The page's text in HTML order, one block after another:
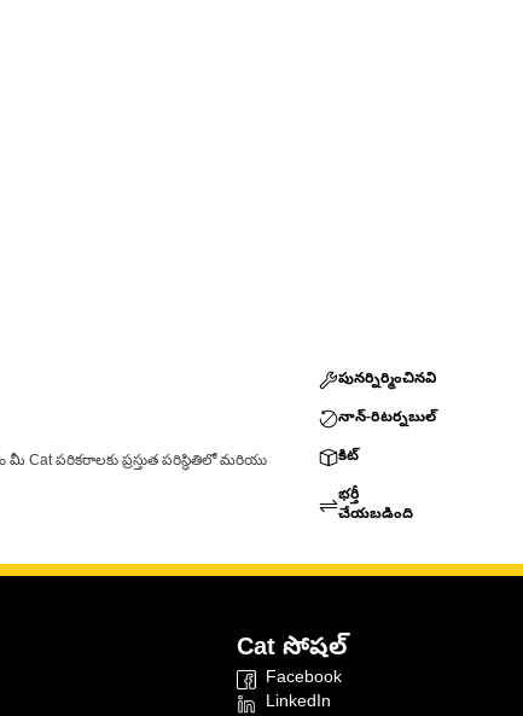
పరికరాలకు ప్రస్తుత పరిస్థితిలో మరియు
పునర్నిర్మించినవి
నాన్-రిటర్నబుల్
కిట్
భర్తీ
చేయబడింది
Cat సోషల్
Facebook
LinkedIn